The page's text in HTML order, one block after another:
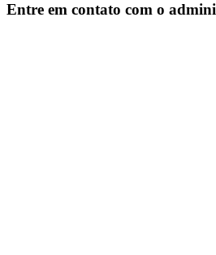
Entre em contato com o